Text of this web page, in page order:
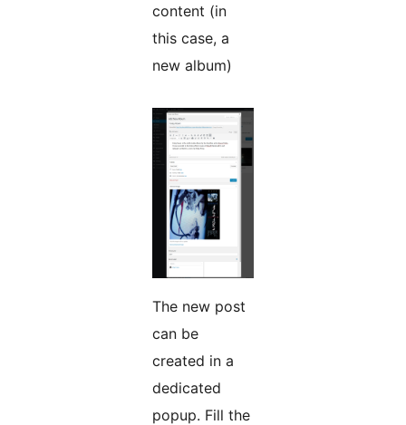
content (in
this case, a
new album)
The new post
can be
created in a
dedicated
popup. Fill the